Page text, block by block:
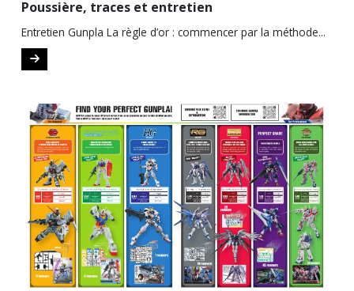
Poussière, traces et entretien
Entretien Gunpla La règle d’or : commencer par la méthode...